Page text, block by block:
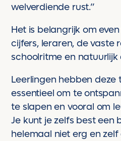
welverdiende rust.”
Het is belangrijk om
cijfers, leraren, de vaste
schoolritme en natuurlijk
Leerlingen hebben deze
essentieel om te
te slapen en vooral om
Je kunt je zelfs best een
helemaal niet erg en